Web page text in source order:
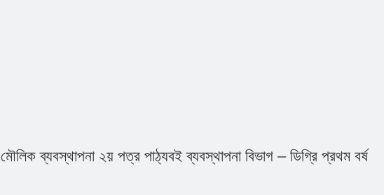
মৌলিক ব্যবস্থাপনা ২য় পত্র পাঠ্যবই ব্যবস্থাপনা বিভাগ – ডিগ্রি প্রথম বর্ষ